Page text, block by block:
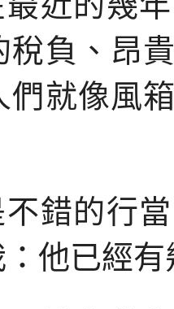
稅負、昂
們就像風
錯的行
他已經